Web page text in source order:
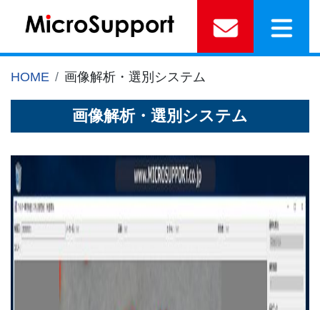
HOME 画像解析・選別システム
画像解析・選別システム